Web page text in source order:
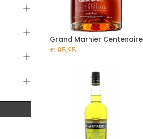
Add to Cart
Grand Marnier Centenaire
€ 95,95